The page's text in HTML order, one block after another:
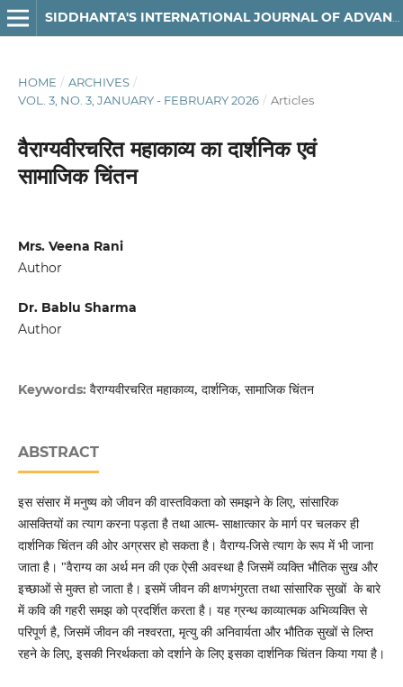
SIDDHANTA'S INTERNATIONAL JOURNAL OF ADVANCED RESEARCH IN ARTS & HUMANITIES
HOME / ARCHIVES /
VOL. 3, NO. 3, JANUARY - FEBRUARY 2026 / Articles
वैराग्यवीरचरित महाकाव्य का दार्शनिक एवं
सामाजिक चिंतन
Mrs. Veena Rani
Author
Dr. Bablu Sharma
Author
Keywords: वैराग्यवीरचरित महाकाव्य, दार्शनिक, सामाजिक चिंतन
ABSTRACT
इस संसार में मनुष्य को जीवन की वास्तविकता को समझने के लिए, सांसारिक
आसक्तियों का त्याग करना पड़ता है तथा आत्म- साक्षात्कार के मार्ग पर चलकर ही
दार्शनिक चिंतन की ओर अग्रसर हो सकता है। वैराग्य-जिसे त्याग के रूप में भी जाना
जाता है। "वैराग्य का अर्थ मन की एक ऐसी अवस्था है जिसमें व्यक्ति भौतिक सुख और
इच्छाओं से मुक्त हो जाता है। इसमें जीवन की क्षणभंगुरता तथा सांसारिक सुखों के बारे
में कवि की गहरी समझ को प्रदर्शित करता है। यह ग्रन्थ काव्यात्मक अभिव्यक्ति से
परिपूर्ण है, जिसमें जीवन की नश्वरता, मृत्यु की अनिवार्यता और भौतिक सुखों से लिप्त
रहने के लिए, इसकी निरर्थकता को दर्शाने के लिए इसका दार्शनिक चिंतन किया गया है।